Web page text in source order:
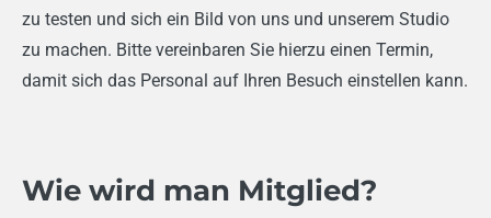
zu testen und sich ein Bild von uns und unserem Studio
zu machen. Bitte vereinbaren Sie hierzu einen Termin,
damit sich das Personal auf Ihren Besuch einstellen kann.
Wie wird man Mitglied?